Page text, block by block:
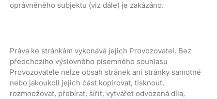
oprávněného subjektu (viz dále) je zakázáno.
Práva ke stránkám vykonává jejich Provozovatel. Bez
předchozího výslovného písemného souhlasu
Provozovatele nelze obsah stránek ani stránky samotné
nebo jakoukoli jejich část kopírovat, tisknout,
rozmnožovat, přebírat, šířit, vytvářet odvozená díla,